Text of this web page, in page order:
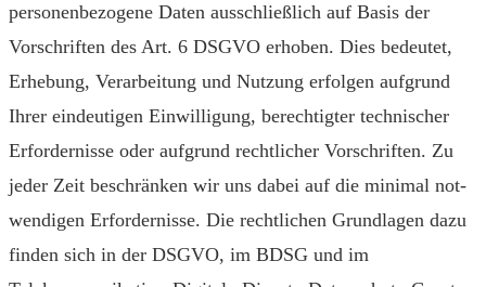
personenbezogene Daten ausschließlich auf Basis der
Vorschriften des Art. 6 DSGVO erhoben. Dies bedeutet,
Erhebung, Verarbeitung und Nutzung erfolgen aufgrund
Ihrer eindeutigen Ein­willigung, berechtigter tech­nischer
Erfordernisse oder aufgrund recht­licher Vorschriften. Zu
jeder Zeit be­schrän­ken wir uns da­bei auf die mi­ni­mal not­
wen­di­gen Er­for­der­nis­se. Die recht­li­chen Grund­la­gen dazu
finden sich in der DSGVO, im BDSG und im